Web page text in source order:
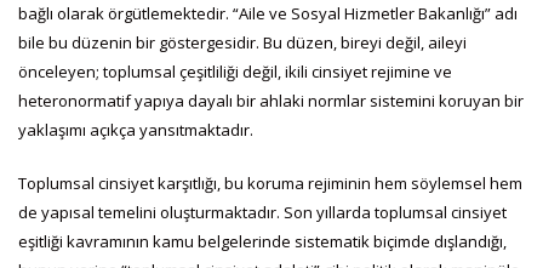
bağlı olarak örgütlemektedir. “Aile ve Sosyal Hizmetler Bakanlığı” adı
bile bu düzenin bir göstergesidir. Bu düzen, bireyi değil, aileyi
önceleyen; toplumsal çeşitliliği değil, ikili cinsiyet rejimine ve
heteronormatif yapıya dayalı bir ahlaki normlar sistemini koruyan bir
yaklaşımı açıkça yansıtmaktadır.
Toplumsal cinsiyet karşıtlığı, bu koruma rejiminin hem söylemsel hem
de yapısal temelini oluşturmaktadır. Son yıllarda toplumsal cinsiyet
eşitliği kavramının kamu belgelerinde sistematik biçimde dışlandığı,